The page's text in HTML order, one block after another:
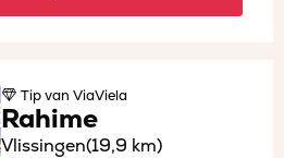
Tipvan ViaViela
Rahime
Vlissingen(19,9 km)